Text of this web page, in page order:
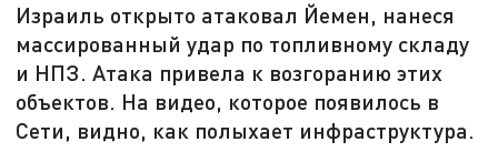
Израиль открыто атаковал Йемен, нанеся
массированный удар по топливному складу
и НПЗ. Атака привела к возгоранию этих
объектов. На видео, которое появилось в
Сети, видно, как полыхает инфраструктура.